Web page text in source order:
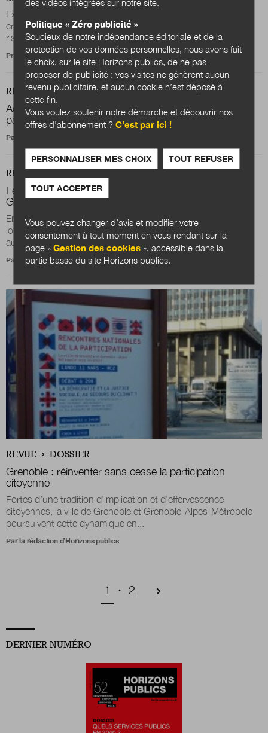
Extension du domaine de la participation à un nombre
croissant de secteur de l’action publique et à l’entreprise,
risque d’ubérisation de la...
Propos recueillis par Marion Roth
REVUE DOSSIER
Acculturer les décideurs publics et privés à la
participation citoyenne
Par
REVUE
Les chantiers ouverts au public en expérimentation à
Grenoble
En plus du budget participatif, bien ancré dans les pratiques
locales, la ville de Grenoble expérimente les chantiers ouverts
au public (COP), le...
Par la rédaction d’Horizons publics
REVUE DOSSIER
Grenoble : réinventer sans cesse la participation
citoyenne
Fortes d’une tradition d’implication et d’effervescence
citoyennes, la ville de Grenoble et Grenoble-Alpes-Métropole
poursuivent cette dynamique en...
Par la rédaction d’Horizons publics
Page courante
1 Page
2
DERNIER NUMÉRO
Politique « Zéro publicité »
Soucieux de notre indépendance éditoriale et de la
protection de vos données personnelles, nous avons fait
le choix, sur le site Horizons publics, de ne pas
proposer de publicité : vos visites ne génèrent aucun
revenu publicitaire, et aucun cookie n’est déposé à
cette fin.
Vous voulez soutenir notre démarche et découvrir nos
offres d’abonnement ?C’est par ici !
PERSONNALISER MES CHOIX TOUT REFUSER
TOUT ACCEPTER
Vous pouvez changer d’avis et modifier votre
consentement à tout moment en vous rendant sur la
page «Gestion des cookies », accessible dans la
partie basse du site Horizons publics.